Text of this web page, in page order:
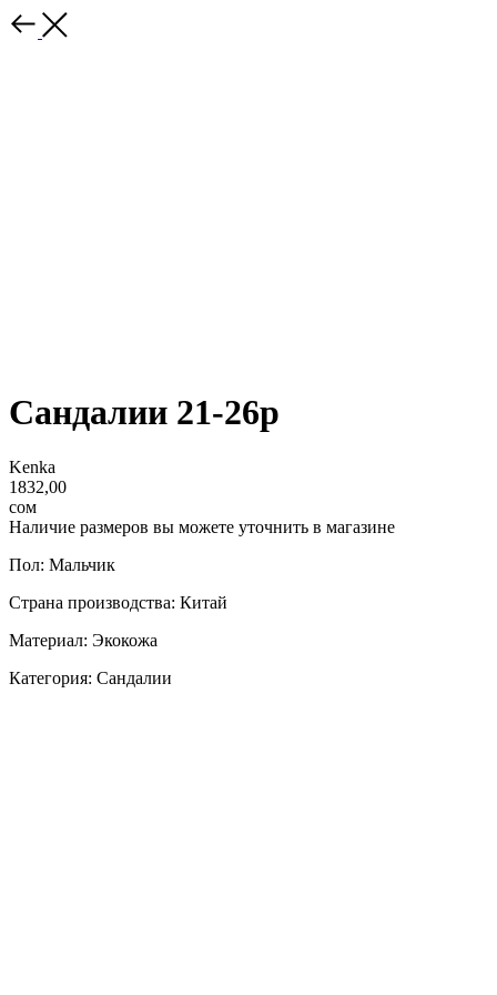
Сандалии 21-26р
Kenka
1832,00
сом
Наличие размеров вы можете уточнить в магазине
Пол: Мальчик
Страна производства: Китай
Материал: Экокожа
Категория: Сандалии